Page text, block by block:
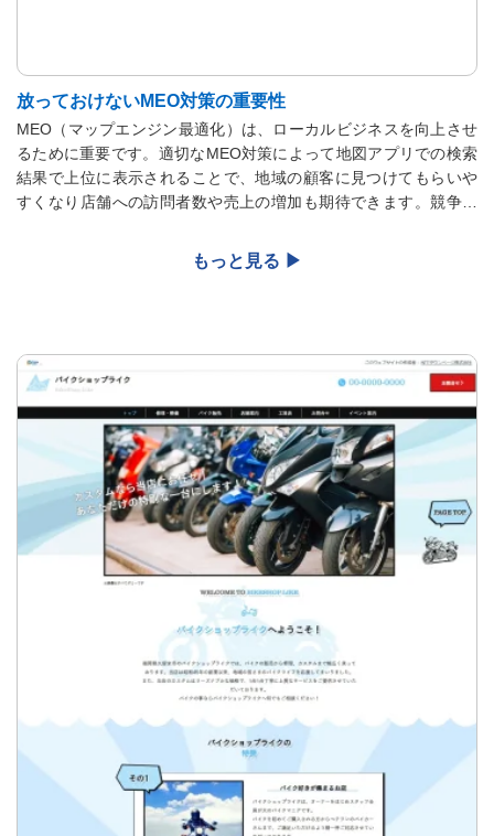
放っておけないMEO対策の重要性
MEO（マップエンジン最適化）は、ローカルビジネスを向上させ
るために重要です。適切なMEO対策によって地図アプリでの検索
結果で上位に表示されることで、地域の顧客に見つけてもらいや
すくなり店舗への訪問者数や売上の増加も期待できます。競争の